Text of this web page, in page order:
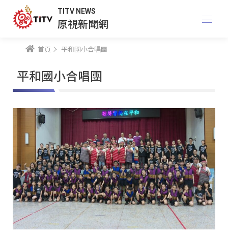
TITV NEWS
原視新聞網
首頁 平和國小合唱團
平和國小合唱團